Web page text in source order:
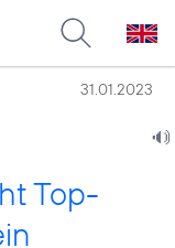
31.01.2023
Top-